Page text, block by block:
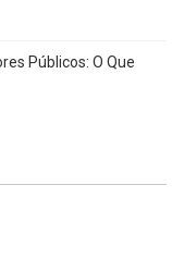
Públicos: O Que